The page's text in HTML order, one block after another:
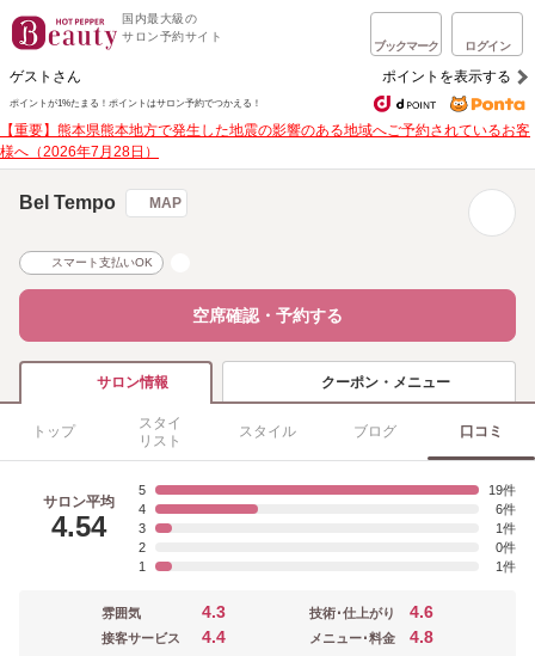
国内最大級の
サロン予約サイト
ブックマーク ログイン
ゲストさん ポイントを表示する
ポイントが1%たまる！ ポイントはサロン予約でつかえる！
【重要】熊本県熊本地方で発生した地震の影響のある地域へご予約されているお客
様へ（2026年7月28日）
Bel Tempo MAP
スマート支払いOK
空席確認・予約する
サロン情報 クーポン・メニュー
トップ
スタイ
リスト
スタイル ブログ 口コミ
サロン平均
4.54
5
19
4
6
3
1
2
0
1
1
雰囲気 4.3
接客サービス 4.4
技術･仕上がり 4.6
メニュー･料金 4.8